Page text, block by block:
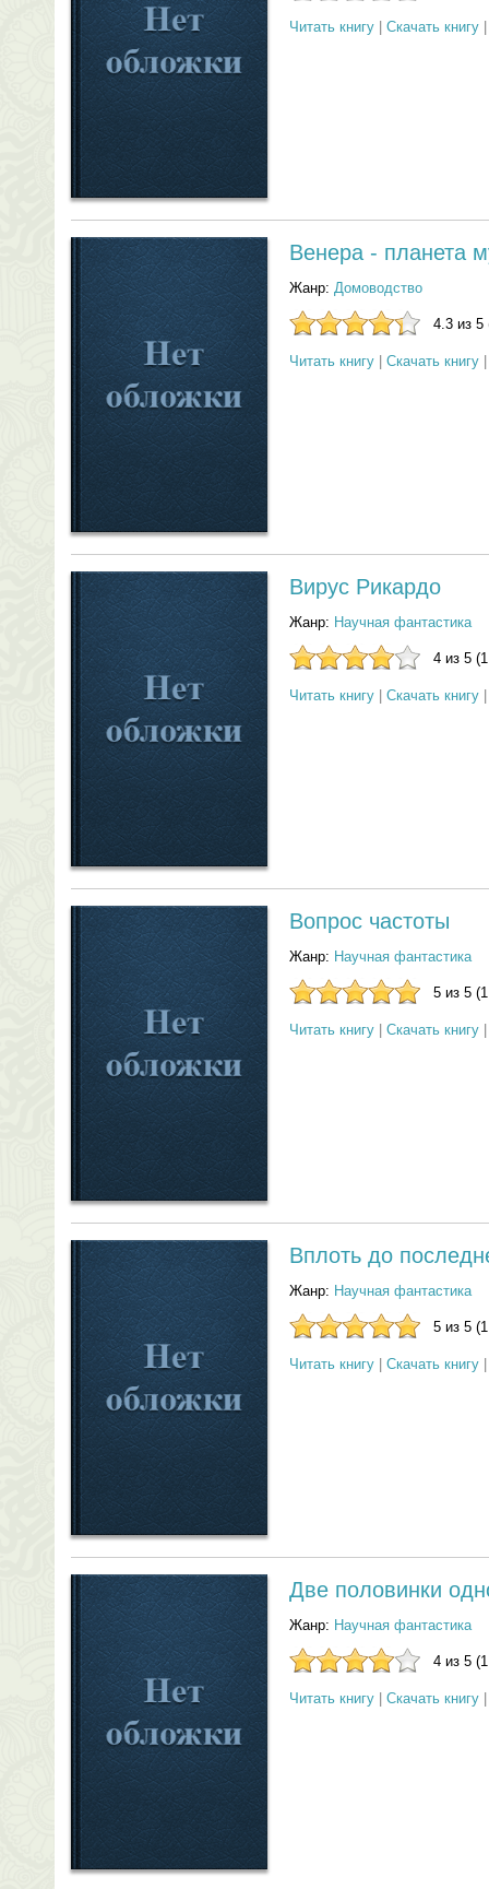
Читать книгу Скачать книгу
Венера - планета
Жанр: Домоводство
4.3 из 5
Читать книгу Скачать книгу
Вирус Рикардо
Жанр: Научная фантастика
4 из 5
Читать книгу Скачать книгу
Вопрос частоты
Жанр: Научная фантастика
5 из 5
Читать книгу Скачать книгу
Вплоть до
Жанр: Научная фантастика
5 из 5
Читать книгу Скачать книгу
Две половинки
Жанр: Научная фантастика
4 из 5
Читать книгу Скачать книгу